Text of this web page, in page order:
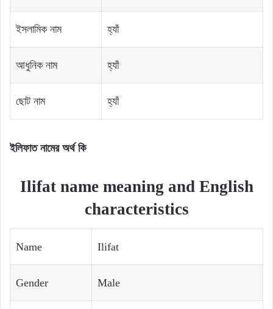
ইসলামিক নাম হ্যাঁ
আধুনিক নাম হ্যাঁ
ছোট নাম হ্যাঁ
ইলিফাত নামের অর্থ কি
Ilifat name meaning and English
characteristics
Name Ilifat
Gender Male